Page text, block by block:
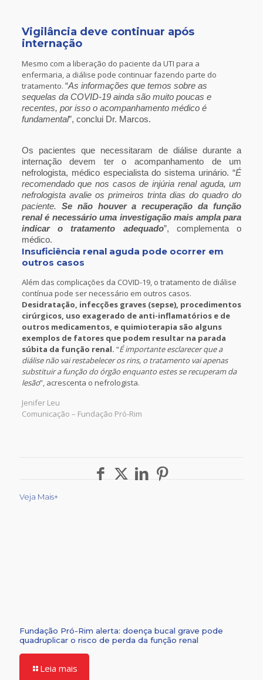
Vigilância deve continuar após
internação
Mesmo com a liberação do paciente da UTI para a
enfermaria, a diálise pode continuar fazendo parte do
tratamento. “As informações que temos sobre as
sequelas da COVID-19 ainda são muito poucas e
recentes, por isso o acompanhamento médico é
fundamental”, conclui Dr. Marcos.
Os pacientes que necessitaram de diálise durante a
internação devem ter o acompanhamento de um
nefrologista, médico especialista do sistema urinário. “É
recomendado que nos casos de injúria renal aguda, um
nefrologista avalie os primeiros trinta dias do quadro do
paciente. Se não houver a recuperação da função
renal é necessário uma investigação mais ampla para
indicar o tratamento adequado”, complementa o
médico.
Insuficiência renal aguda pode ocorrer em
outros casos
Além das complicações da COVID-19, o tratamento de diálise
contínua pode ser necessário em outros casos.
Desidratação, infecções graves (sepse), procedimentos
cirúrgicos, uso exagerado de anti-inflamatórios e de
outros medicamentos, e quimioterapia são alguns
exemplos de fatores que podem resultar na parada
súbita da função renal. “É importante esclarecer que a
diálise não vai restabelecer os rins, o tratamento vai apenas
substituir a função do órgão enquanto estes se recuperam da
lesão”, acrescenta o nefrologista.
Jenifer Leu
Comunicação – Fundação Pró-Rim
Veja Mais+
Fundação Pró-Rim alerta: doença bucal grave pode
quadruplicar o risco de perda da função renal
Leia mais